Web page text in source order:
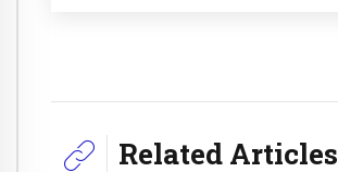
Related Articles